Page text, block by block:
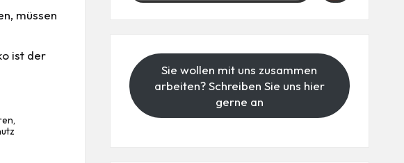
müssen
ist der
,
Sie wollen mit uns zusammen
arbeiten? Schreiben Sie uns hier
gerne an